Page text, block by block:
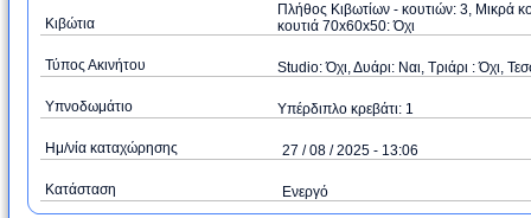
Κιβώτια
Πλήθος Κιβωτίων - κουτιών: 3, Μικρά
κουτιά 70x60x50: Όχι
Τύπος Ακινήτου Studio: Όχι, Δυάρι: Ναι, Τριάρι : Όχι,
Υπνοδωμάτιο Υπέρδιπλο κρεβάτι: 1
Ημ/νία καταχώρησης 27 / 08 / 2025 - 13:06
Κατάσταση Ενεργό